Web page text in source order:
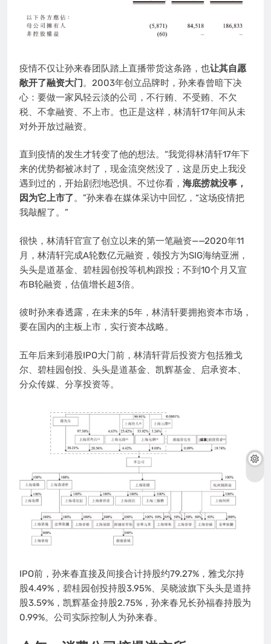
疫情不仅让孙来春团队踏上直播带货这条路，也让其自愿
敞开了融资大门。2003年创立品牌时，孙来春曾暗下决
心：要做一家风轻云淡的公司，不行贿、不受贿、不欠
税、不拿融资、不上市。也正是这样，林清轩17年间从未
对外开放过融资。
直到疫情的发生才转变了他的想法。“我觉得林清轩17年下
来的优势都被冰封了，现金流突然没了，这是历史上我没
遇到过的，开始剧烈地恐惧。不过你看， 海底捞就没事，
因为它上市了。”孙来春在媒体采访中回忆，“这场疫情把
我敲醒了。”
很快，林清轩官宣了创立以来的第一笔融资——2020年11
月，林清轩完成A轮数亿元融资，领投方为SIG海纳亚洲，
头头是道基金、碧桂园创投等机构跟投；不到10个月又宣
布B轮融资，估值增长超3倍。
彼时孙来春透露，在未来的5年，林清轩要拥抱资本市场，
要在国内的主板上市，实行资本战略。
五年后来到港股IPO大门前，林清轩背后投资方包括雅戈
尔、碧桂园创投、头头是道基金、凯辉基金、启承资本、
分众传媒、分享投资等。
IPO前，孙来春直接及间接合计持股约79.27%，雅戈尔持
股4.49%，碧桂园创投持股3.95%、吴晓波旗下头头是道持
股3.59%，凯辉基金持股2.75%，孙来春兄长孙福春持股为
0.99%。公司实际控制人为孙来春。